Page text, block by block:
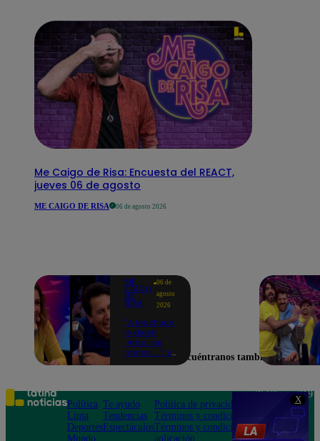
X
Me Caigo de Risa: Encuesta del REACT,
jueves 06 de agosto
ME CAIGO DE RISA 06 de agosto 2026
ME
CAIGO
DE
RISA
06 de
agosto
2026
"A Machuca
le dicen
'Árbol sin
ramas'...": El
hizo
explotar de
risa a todos
Encuéntranos también en
Política
Lima
Deportes
Mundo
Te ayudo
Tendencias
Espectáculos
Política de privacidad
Términos y condiciones
Términos y condiciones
aplicación
Teléfono: 219
Av. San
Felipe 968